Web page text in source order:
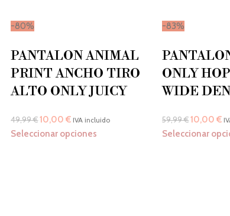
-80%
PANTALON ANIMAL
PRINT ANCHO TIRO
ALTO ONLY JUICY
49,99€10,00€ IVA incluido
Seleccionar opciones
-83%
ONLY
WIDE
59,99€ 10,00€
Seleccionar